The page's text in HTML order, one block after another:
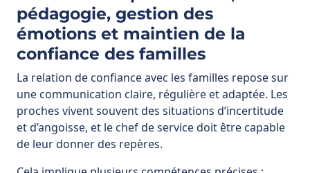
La relation de confiance avec les familles repose sur
une communication claire, régulière et adaptée. Les
proches vivent souvent des situations d’incertitude
et d’angoisse, et le chef de service doit être capable
de leur donner des repères.
Cela implique plusieurs compétences précises :
Clarté du langage: éviter le jargon médical,
expliquer simplement les situations et les
décisions.